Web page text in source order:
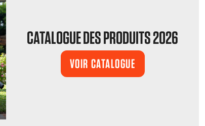
CATALOGUE DES PRODUITS 2026
VOIR CATALOGUE